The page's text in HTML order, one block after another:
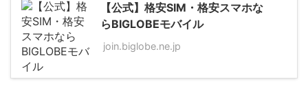
【公式】格安SIM・格安スマホな
らBIGLOBEモバイル
join.biglobe.ne.jp